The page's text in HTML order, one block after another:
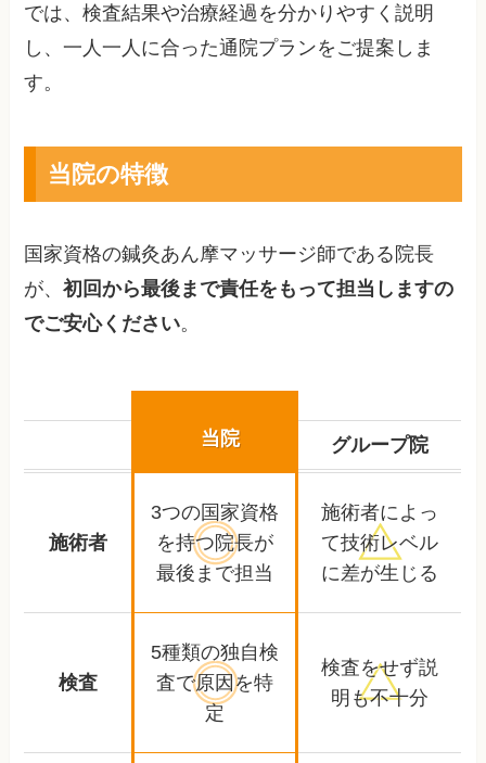
では、検査結果や治療経過を分かりやすく説明
し、一人一人に合った通院プランをご提案しま
す。
当院の特徴
国家資格の鍼灸あん摩マッサージ師である院長
が、初回から最後まで責任をもって担当しますの
でご安心ください。
当院 グループ院
施術者
3つの国家資格
を持つ 院長が
最後まで担当
施術者によっ
て技術レベル
に差が生じる
検査
5種類の独自検
査で原因を特
定
検査をせず説
明も不十分